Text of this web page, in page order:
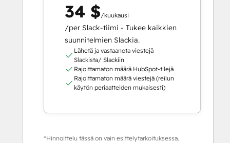
34 $/kuukausi
/per Slack-tiimi - Tukee kaikkien
suunnitelmien Slackia.
Lähetä ja vastaanota viestejä
Slackista/ Slackiin
Rajoittamaton määrä HubSpot-tilejä
Rajoittamaton määrä viestejä (reilun
käytön periaatteiden mukaisesti)
*Hinnoittelu tässä on vain esittelytarkoituksessa.